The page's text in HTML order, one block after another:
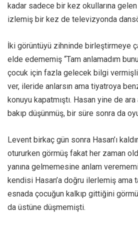
kadar sadece bir kez okullarına gelen
izlemiş bir kez de televizyonda
İki görüntüyü zihninde birleştirmeye
elde edememiş “Tam anlamadım
çocuk için fazla gelecek bilgi
ver, ileride anlarsın ama tiyatroya
konuyu kapatmıştı. Hasan yine de
bakıp düşünmüş, bir süre sonra da
Levent birkaç gün sonra Hasan’ı
otururken görmüş fakat her zaman
yanına gelmemesine anlam
kendisi Hasan’a doğru ilerlemiş ama
esnada çocuğun kalkıp gittiğini
da üstüne düşmemişti.